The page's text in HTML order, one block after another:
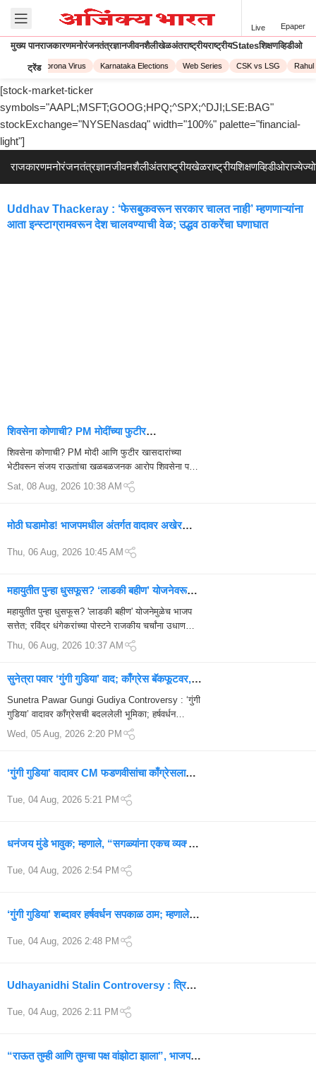
Live Epaper
मुख्य पानराजकारणमनोरंजनतंत्रज्ञानजीवनशैलीखेळअंतराष्ट्रीयराष्ट्रीयStatesशिक्षणव्हिडीओ
ट्रेंडCorona Virus Karnataka Elections Web Series CSK vs LSG Rahul
[stock-market-ticker
symbols="AAPL;MSFT;GOOG;HPQ;^SPX;^DJI;LSE:BAG"
stockExchange="NYSENasdaq" width="100%" palette="financial-
light"]
राजकारणमनोरंजनतंत्रज्ञानजीवनशैलीअंतराष्ट्रीयखेळराष्ट्रीयशिक्षणव्हिडीओराज्ये
Uddhav Thackeray : ‘फेसबुकवरून सरकार चालत नाही’ म्हणणाऱ्यांना
आता इन्स्टाग्रामवरून देश चालवण्याची वेळ; उद्धव ठाकरेंचा घणाघात
शिवसेना कोणाची? PM मोदींच्या फुटीर
खासदारांसोबतच्या भेटीवर संजय राऊतांचा गंभीर
आरोप
शिवसेना कोणाची? PM मोदी आणि फुटीर खासदारांच्या
भेटीवरून संजय राऊतांचा खळबळजनक आरोप शिवसेना पक्ष
आणि धनुष्यबाण चिन्हावरून सुरू असलेल्या न्यायालयीन...
Sat, 08 Aug, 2026 10:38 AM
मोठी घडामोड! भाजपमधील अंतर्गत वादावर अखेर
Thu, 06 Aug, 2026 10:45 AM
महायुतीत पुन्हा धुसफूस? ‘लाडकी बहीण’ योजनेवरून
शिंदेसेनेचा भाजपला थेट टोला
महायुतीत पुन्हा धुसफूस? 'लाडकी बहीण' योजनेमुळेच भाजप
सत्तेत; रविंद्र धंगेकरांच्या पोस्टने राजकीय चर्चांना उधाण
शिंदेसेनेचे रविंद्र धंगेकर यांचा भाजपवर निशाणा; 'लाडकी
बहीण' योजनेचं...
Thu, 06 Aug, 2026 10:37 AM
सुनेत्रा पवार ‘गुंगी गुडिया’ वाद; काँग्रेस बॅकफूटवर,
हर्षवर्धन सपकाळांची बदललेली भूमिका
Sunetra Pawar Gungi Gudiya Controversy : ‘गुंगी
गुडिया’ वादावर काँग्रेसची बदललेली भूमिका; हर्षवर्धन
सपकाळ म्हणाले, ‘जे चुकीचं आहे ते चुकीचं’ राज्यात
काँग्रेसकडून उपमुख्यमंत्री
Wed, 05 Aug, 2026 2:20 PM
‘गुंगी गुडिया’ वादावर CM फडणवीसांचा काँग्रेसला
Tue, 04 Aug, 2026 5:21 PM
धनंजय मुंडे भावुक; म्हणाले, “सगळ्यांना एकच व्यक्ती
Tue, 04 Aug, 2026 2:54 PM
‘गुंगी गुडिया’ शब्दावर हर्षवर्धन सपकाळ ठाम; म्हणाले,
करावं”
Tue, 04 Aug, 2026 2:48 PM
Udhayanidhi Stalin Controversy : त्रिशा
चिन्मयी श्रीपदाचा संताप
Tue, 04 Aug, 2026 2:11 PM
“राऊत तुम्ही आणि तुमचा पक्ष वांझोटा झाला”, भाजपचा